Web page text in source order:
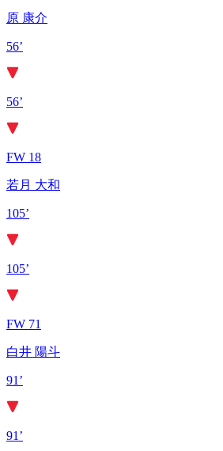
原 康介
56’
56’
FW 18
若月 大和
105’
105’
FW 71
白井 陽斗
91’
91’